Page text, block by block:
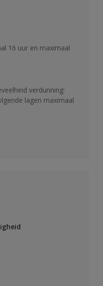
16 uur en maximaal
verdunning:
lagen maximaal